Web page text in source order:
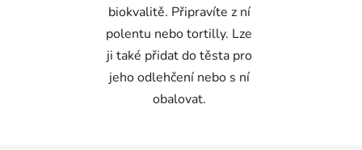
biokvalitě. Připravíte z ní
polentu nebo tortilly. Lze
ji také přidat do těsta pro
jeho odlehčení nebo s ní
obalovat.